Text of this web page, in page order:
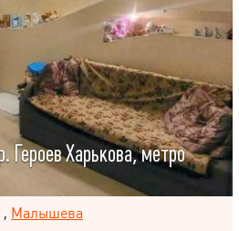
Харькова, метро
, Малышева